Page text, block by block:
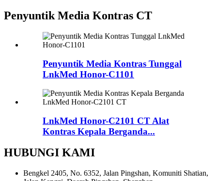
Penyuntik Media Kontras CT
Penyuntik Media Kontras Tunggal
LnkMed Honor-C1101
LnkMed Honor-C2101 CT Alat
Kontras Kepala Berganda...
HUBUNGI KAMI
Bengkel 2405, No. 6352, Jalan Pingshan, Komuniti Shatian,